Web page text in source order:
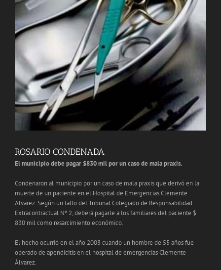
ROSARIO CONDENADA
El municipio debe pagar $830 mil por un caso de mala praxis.
Condenaron al municipio por un caso de mala praxis que derivó en la
muerte de un paciente en el Hospital de Emergencias Clemente
Alvarez. Según un fallo del Tribunal Colegiado de Responsabilidad
Extracontractual Nº 2, deberá pagarle a los familiares del paciente $
830 mil como resarcimiento económico.
El hecho ocurrió en el año 2003 cuando un hombre de 55 años fue
operado de apendicitis en el hospital de emergencias Clemente
Álvarez.